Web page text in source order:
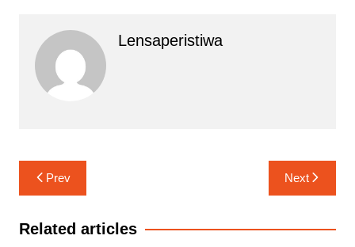
Lensaperistiwa
Navigasi
pos
Prev Next
Related articles